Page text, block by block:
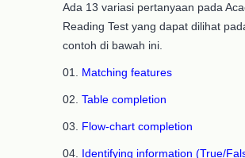
Ada 13 variasi pertanyaan pada
Reading Test yang dapat dilihat
contoh di bawah ini.
01. Matching features
02. Table completion
03. Flow-chart completion
04. Identifying information (True/